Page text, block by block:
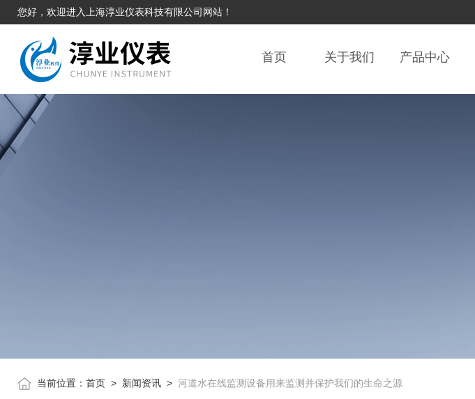
您好，欢迎进入上海淳业仪表科技有限公司网站！
首页 关于我们 产品中心
当前位置： 首页 > 新闻资讯 > 河道水在线监测设备用来监测并保护我们的生命之源